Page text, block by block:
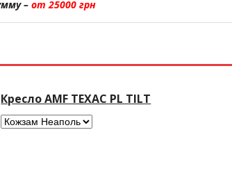
– от 25000 грн
Кресло AMF ТЕХАС PL TILT